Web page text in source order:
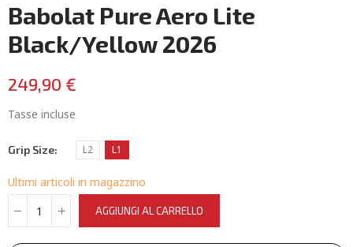
Babolat Pure Aero Lite
Black/Yellow 2026
249,90 €
Tasse incluse
Grip Size L2 L1
Ultimi articoli in magazzino
AGGIUNGI AL CARRELLO